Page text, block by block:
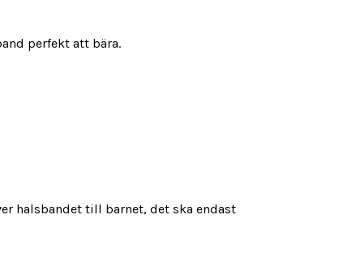
perfekt att bära.
halsbandet till barnet, det ska endast